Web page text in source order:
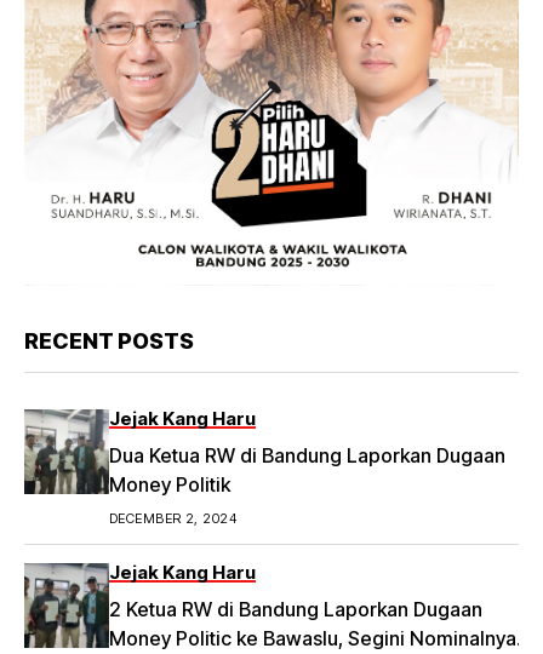
RECENT POSTS
Jejak Kang Haru
Dua Ketua RW di Bandung Laporkan Dugaan
Money Politik
DECEMBER 2, 2024
Jejak Kang Haru
2 Ketua RW di Bandung Laporkan Dugaan
Money Politic ke Bawaslu, Segini Nominalnya